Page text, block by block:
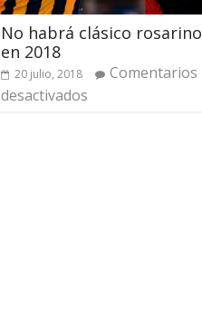
No habrá clásico rosarino
en 2018
20 julio, 2018
Comentarios
desactivados